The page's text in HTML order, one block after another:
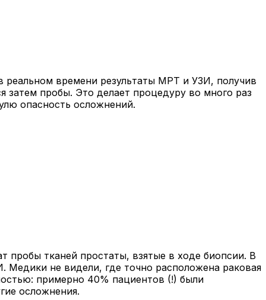
реальном времени результаты МРТ и УЗИ, получив
затем пробы. Это делает процедуру во много раз
опасность осложнений.
пробы тканей простаты, взятые в ходе биопсии. В
Медики не видели, где точно расположена раковая
примерно 40% пациентов (!) были
осложнения.